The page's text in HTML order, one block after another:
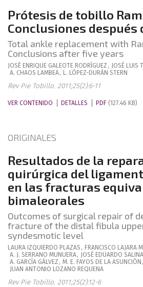
Prótesis de tobillo
Conclusiones después
Total ankle replacement with
Conclusions after five years
JOSÉ ENRIQUE GALEOTE RODRÍGUEZ , JOSÉ LUIS
A. CHAOS LAMBEA, L. LÓPEZ-DURÁN STERN
Rev Pie Tobillo. 2011;25(2):6-11
VER CONTENIDO DETALLES PDF (127.46 KB)
ORIGINALES
Resultados de la
quirúrgica del
en las fracturas
bimaleorales
Outcomes of surgical repair of
fracture of the distal fibula
syndesmotic level
LAURA IZQUIERDO PLAZAS , FRANCISCO LAJARA
A. J. SERRANO MUNUERA, JOSÉ EDUARDO
A. GARCÍA GÁLVEZ , M. E. FAYOS DE LA ASUNCIÓN ,
JUAN ANTONIO LOZANO REQUENA
Rev Pie Tobillo. 2011;25(2):12-6